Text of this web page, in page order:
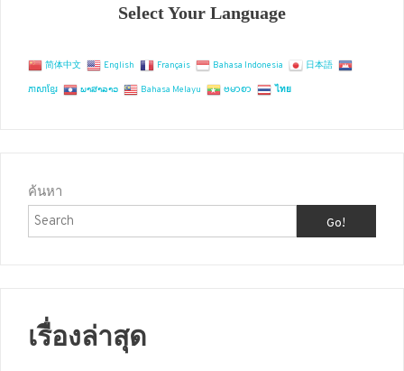
Select Your Language
简体中文 English Français Bahasa Indonesia 日本語
ភាសាខ្មែរ ພາສາລາວ Bahasa Melayu ဗမာစာ ไทย
ค้นหา
Go!
เรื่องล่าสุด